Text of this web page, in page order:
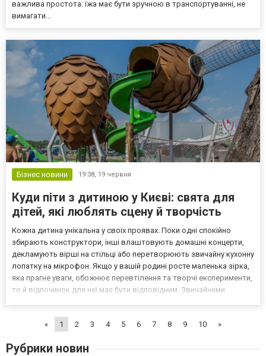
важлива простота: їжа має бути зручною в транспортуванні, не
вимагати...
Бізнес новини 19:38, 19 червня
Куди піти з дитиною у Києві: свята для
дітей, які люблять сцену й творчість
Кожна дитина унікальна у своїх проявах. Поки одні спокійно
збирають конструктори, інші влаштовують домашні концерти,
декламують вірші на стільці або перетворюють звичайну кухонну
лопатку на мікрофон. Якщо у вашій родині росте маленька зірка,
яка прагне уваги, обожнює перевтілення та творчі експерименти,
то й відпочинок для неї має бути відповідним. Звичайними
«
1 2 3 4 5 6 7 8 9 10 »
Рубрики новин